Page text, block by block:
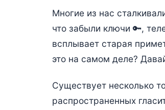
Многие из нас
что забыли ключи 🔑,
всплывает старая
это на самом деле?
Существует несколько
распространенных